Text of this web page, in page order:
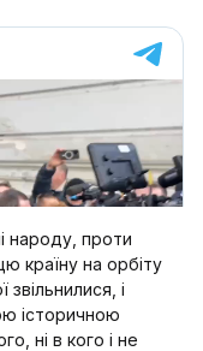
народу, проти
країну на орбіту
звільнилися, і
історичною
ні в кого і не